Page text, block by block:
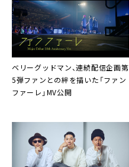
ベリーグッドマン、連続配信企画第
5弾ファンとの絆を描いた「ファン
ファーレ」MV公開